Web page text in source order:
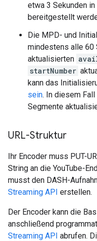
etwa 3 Sekunden
bereitgestellt
Die MPD- und
mindestens alle 60
aktualisierten
startNumber
kann das
sein. In diesem
Segmente
URL-Struktur
Ihr Encoder muss PUT-
String an die YouTube-
musst den DASH-
Streaming API erstellen.
Der Encoder kann die
anschließend
Streaming API abrufen.